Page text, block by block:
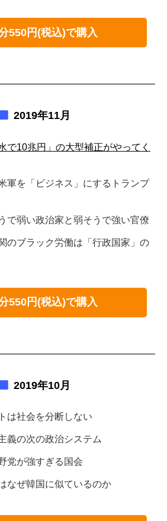
550円(税込)で購入
2019年11月
で10兆円」の大型補正がやってく
軍を「ビジネス」にするトランプ
で弱い政治家と弱そうで強い官僚
のブラック労働は「行政国家」の
550円(税込)で購入
2019年10月
は社会を分断しない
義の次の政治システム
党が強すぎる国会
なぜ韓国に似ているのか